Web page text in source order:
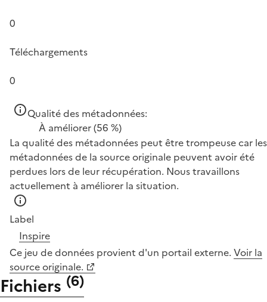
0
Téléchargements
0
Qualité des métadonnées:
À améliorer(56 %)
La qualité des métadonnées peut être trompeuse car les
métadonnées de la source originale peuvent avoir été
perdues lors de leur récupération. Nous travaillons
actuellement à améliorer la situation.
Label
Inspire
Ce jeu de données provient d'un portail externe. Voir la
source originale.
Fichiers (6)